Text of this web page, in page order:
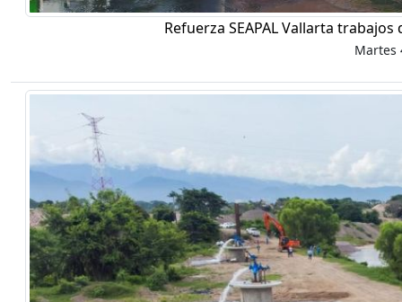
Refuerza SEAPAL Vallarta
Martes